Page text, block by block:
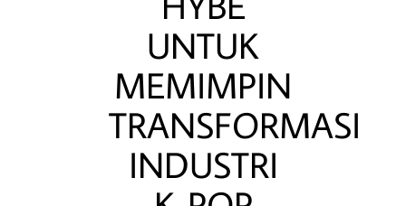
UNTUK
MEMIMPIN
TRANSFORMASI
INDUSTRI